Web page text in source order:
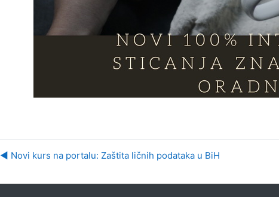
◀︎ Novi kurs na portalu: Zaštita ličnih podataka u BiH